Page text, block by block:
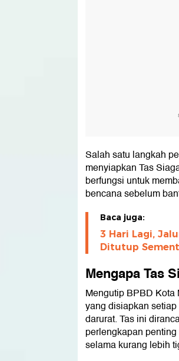
Salah satu langkah
menyiapkan Tas
berfungsi untuk
bencana sebelum
Baca juga:
3 Hari Lagi,
Ditutup
Mengapa Tas
Mengutip BPBD
yang disiapkan
darurat. Tas ini
perlengkapan
selama kurang lebih